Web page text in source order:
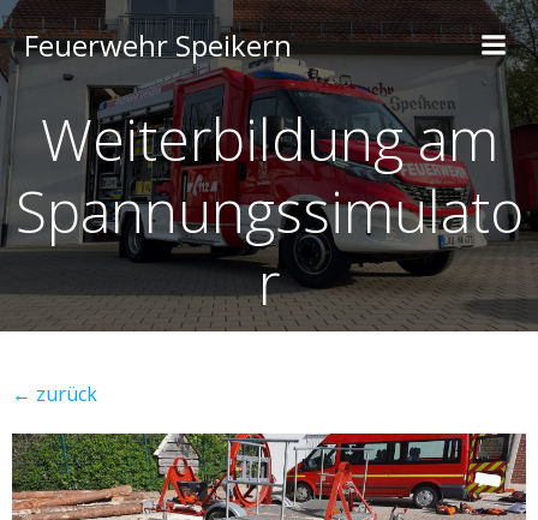
Feuerwehr Speikern
Weiterbildung am
Spannungssimulato
r
← zurück